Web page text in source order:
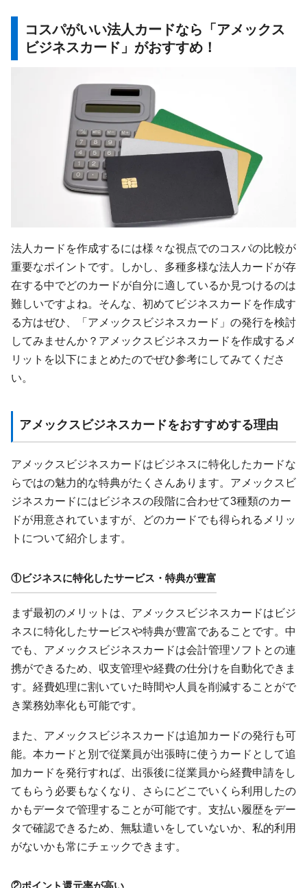
コスパがいい法人カードなら「アメックス
ビジネスカード」がおすすめ！
法人カードを作成するには様々な視点でのコスパの比較が
重要なポイントです。しかし、多種多様な法人カードが存
在する中でどのカードが自分に適しているか見つけるのは
難しいですよね。そんな、初めてビジネスカードを作成す
る方はぜひ、「アメックスビジネスカード」の発行を検討
してみませんか？アメックスビジネスカードを作成するメ
リットを以下にまとめたのでぜひ参考にしてみてくださ
い。
アメックスビジネスカードをおすすめする理由
アメックスビジネスカードはビジネスに特化したカードな
らではの魅力的な特典がたくさんあります。アメックスビ
ジネスカードにはビジネスの段階に合わせて3種類のカー
ドが用意されていますが、どのカードでも得られるメリッ
トについて紹介します。
①ビジネスに特化したサービス・特典が豊富
まず最初のメリットは、アメックスビジネスカードはビジ
ネスに特化したサービスや特典が豊富であることです。中
でも、アメックスビジネスカードは会計管理ソフトとの連
携ができるため、収支管理や経費の仕分けを自動化できま
す。経費処理に割いていた時間や人員を削減することがで
き業務効率化も可能です。
また、アメックスビジネスカードは追加カードの発行も可
能。本カードと別で従業員が出張時に使うカードとして追
加カードを発行すれば、出張後に従業員から経費申請をし
てもらう必要もなくなり、さらにどこでいくら利用したの
かもデータで管理することが可能です。支払い履歴をデー
タで確認できるため、無駄遣いをしていないか、私的利用
がないかも常にチェックできます。